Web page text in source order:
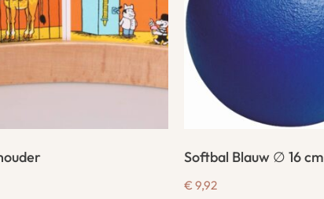
Softbal Blauw ∅ 16 cm
€ 9,92